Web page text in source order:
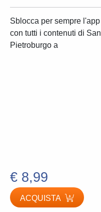
Sblocca per sempre l'app
con tutti i contenuti di San
Pietroburgo a
€ 8,99
ACQUISTA